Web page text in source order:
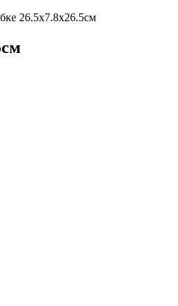
26.5х7.8х26.5см